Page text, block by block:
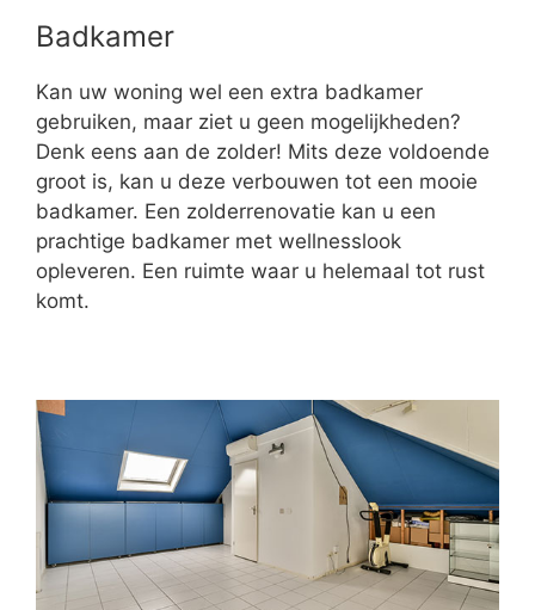
Badkamer
Kan uw woning wel een extra badkamer
gebruiken, maar ziet u geen mogelijkheden?
Denk eens aan de zolder! Mits deze voldoende
groot is, kan u deze verbouwen tot een mooie
badkamer. Een zolderrenovatie kan u een
prachtige badkamer met wellnesslook
opleveren. Een ruimte waar u helemaal tot rust
komt.